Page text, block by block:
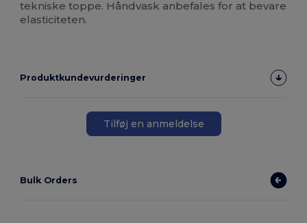
tekniske toppe. Håndvask anbefales for at bevare
elasticiteten.
Produktkundevurderinger
Tilføj en anmeldelse
Bulk Orders